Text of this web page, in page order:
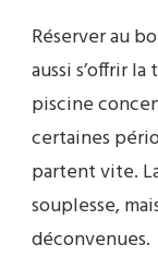
Réserver au
aussi s’offrir
piscine
certaines
partent vite.
souplesse,
déconvenues.